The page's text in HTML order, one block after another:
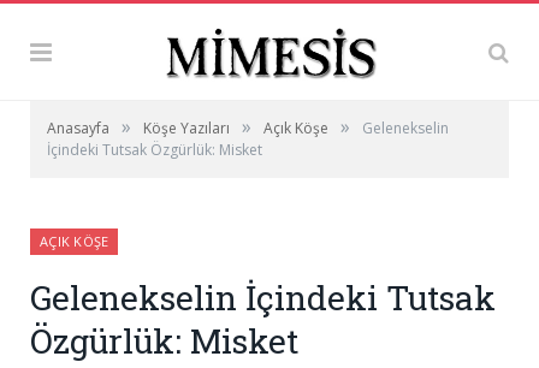
Anasayfa » Köşe Yazıları » Açık Köşe »
Gelenekselin
İçindeki Tutsak Özgürlük: Misket
AÇIK KÖŞE
Gelenekselin İçindeki Tutsak
Özgürlük: Misket